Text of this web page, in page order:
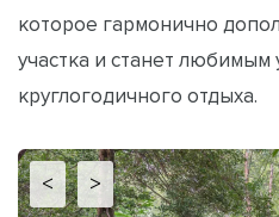
которое гармонично
участка и станет любимым
круглогодичного отдыха.
< >